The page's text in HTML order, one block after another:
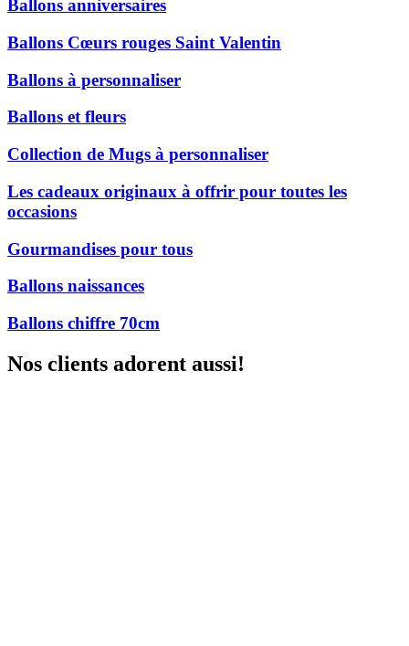
Ballons anniversaires
Ballons Cœurs rouges Saint Valentin
Ballons à personnaliser
Ballons et fleurs
Collection de Mugs à personnaliser
Les cadeaux originaux à offrir pour toutes les
occasions
Gourmandises pour tous
Ballons naissances
Ballons chiffre 70cm
Nos clients adorent aussi!